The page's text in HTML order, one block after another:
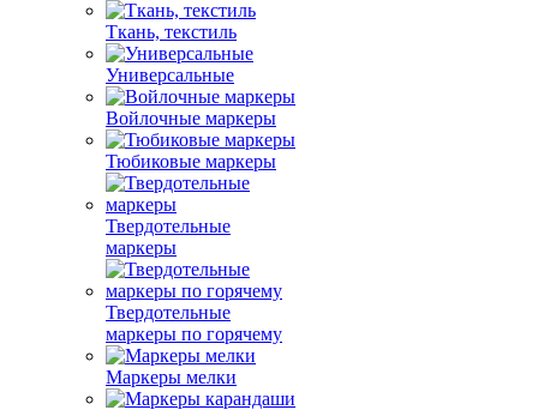
Ткань, текстиль
Универсальные
Войлочные маркеры
Тюбиковые маркеры
Твердотельные
маркеры
Твердотельные
маркеры по горячему
Маркеры мелки